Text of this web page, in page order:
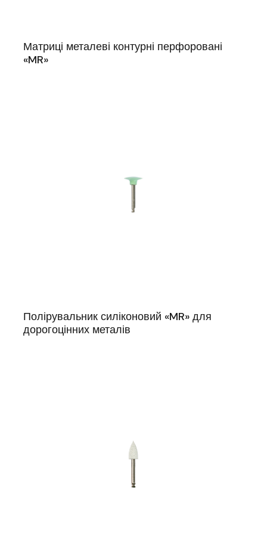
Матриці металеві контурні перфоровані
«MR»
Полірувальник силіконовий «MR» для
дорогоцінних металів